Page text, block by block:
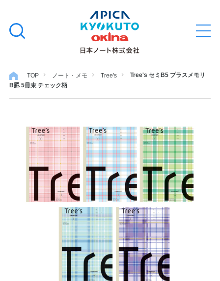
文
キ
ッ
開
検
る
ノート・メモ
ファイル・バインダー
日用・事務用品
特集・コラム
ノートの豆知識
探求・自主学習のすすめ
工場フォトツアー
TOP ノート・メモ Tree's
Tree's セミB5 プラスメモリ
B罫 5冊束 チェック柄